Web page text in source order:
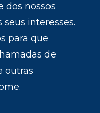
dos nossos
interesses.
para que
de
outras